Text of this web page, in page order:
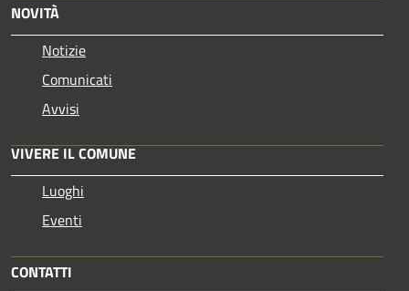
NOVITÀ
Notizie
Comunicati
Avvisi
VIVERE IL COMUNE
Luoghi
Eventi
CONTATTI